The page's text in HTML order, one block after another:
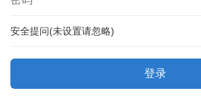
安全提问(未设置请忽略)
登录